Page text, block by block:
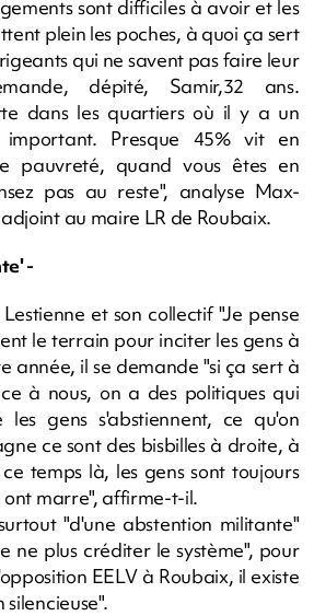
sont difficiles à avoir et les
plein les poches, à quoi ça sert
qui ne savent pas faire leur
dépité, Samir,32 ans.
dans les quartiers où il y a un
important. Presque 45% vit en
pauvreté, quand vous êtes en
pas au reste", analyse Max-
au maire LR de Roubaix.
-
et son collectif "Je pense
le terrain pour inciter les gens à
année, il se demande "si ça sert à
à nous, on a des politiques qui
gens s'abstiennent, ce qu'on
ce sont des bisbilles à droite, à
temps là, les gens sont toujours
ont marre", affirme-t-il.
"d'une abstention militante"
ne plus créditer le système", pour
EELV à Roubaix, il existe
silencieuse".